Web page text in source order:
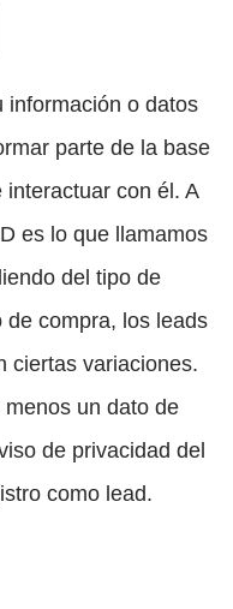
información o datos
parte de la base
con él. A
es lo que llamamos
del tipo de
compra, los leads
ciertas variaciones.
un dato de
de privacidad del
como lead.